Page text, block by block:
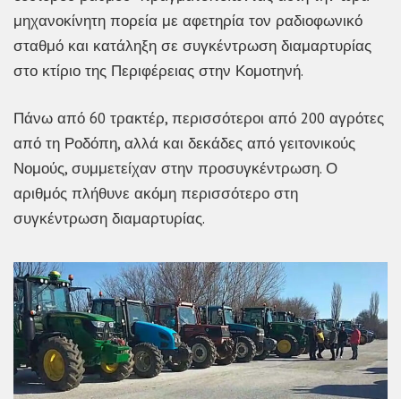
μηχανοκίνητη πορεία με αφετηρία τον ραδιοφωνικό
σταθμό και κατάληξη σε συγκέντρωση διαμαρτυρίας
στο κτίριο της Περιφέρειας στην Κομοτηνή.
Πάνω από 60 τρακτέρ, περισσότεροι από 200 αγρότες
από τη Ροδόπη, αλλά και δεκάδες από γειτονικούς
Νομούς, συμμετείχαν στην προσυγκέντρωση. Ο
αριθμός πλήθυνε ακόμη περισσότερο στη
συγκέντρωση διαμαρτυρίας.